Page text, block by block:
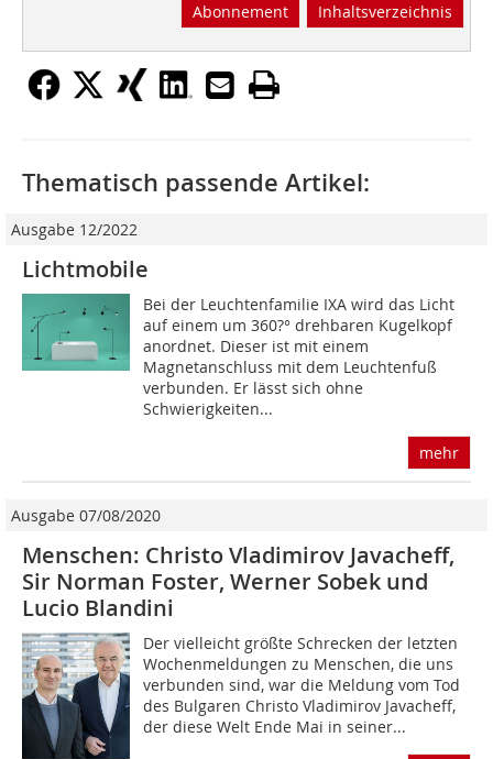
Abonnement Inhaltsverzeichnis
Thematisch passende Artikel:
Ausgabe 12/2022
Lichtmobile
Bei der Leuchtenfamilie IXA wird das Licht
auf einem um 360?° drehbaren Kugelkopf
anordnet. Dieser ist mit einem
Magnetanschluss mit dem Leuchtenfuß
verbunden. Er lässt sich ohne
Schwierigkeiten...
mehr
Ausgabe 07/08/2020
Menschen: Christo Vladimirov Javacheff,
Sir Norman Foster, Werner Sobek und
Lucio Blandini
Der vielleicht größte Schrecken der letzten
Wochenmeldungen zu Menschen, die uns
verbunden sind, war die Meldung vom Tod
des Bulgaren Christo Vladimirov Javacheff,
der diese Welt Ende Mai in seiner...